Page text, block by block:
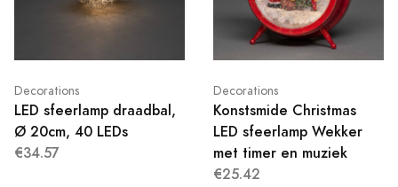
Decorations
LED sfeerlamp draadbal,
Ø 20cm, 40 LEDs
€34.57
Decorations
Konstsmide Christmas
LED sfeerlamp Wekker
met timer en muziek
€25.42